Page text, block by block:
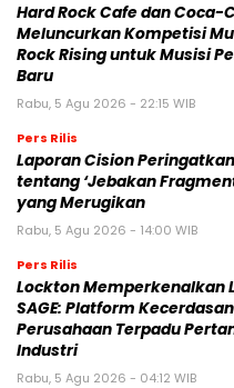
Hard Rock Cafe dan Coca-
Meluncurkan Kompetisi
Rock Rising untuk Musisi
Baru
Rabu, 5 Agu 2026 - 22:15 WIB
Pers Rilis
Laporan Cision
tentang ‘Jebakan
yang Merugikan
Rabu, 5 Agu 2026 - 14:00 WIB
Pers Rilis
Lockton Memperkenalkan
SAGE: Platform Kecerdasan
Perusahaan Terpadu
Industri
Rabu, 5 Agu 2026 - 04:12 WIB